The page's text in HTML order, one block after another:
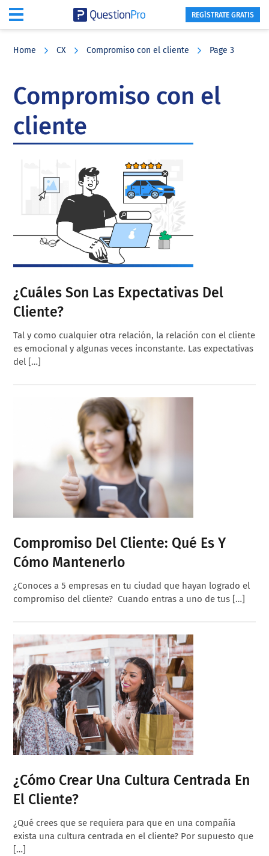
REGÍSTRATE GRATIS
Home CX Compromiso con el cliente Page 3
Compromiso con el
cliente
¿Cuáles Son Las Expectativas Del
Cliente?
Tal y como cualquier otra relación, la relación con el cliente
es emocional y algunas veces inconstante. Las expectativas
del […]
Compromiso Del Cliente: Qué Es Y
Cómo Mantenerlo
¿Conoces a 5 empresas en tu ciudad que hayan logrado el
compromiso del cliente? Cuando entras a uno de tus […]
¿Cómo Crear Una Cultura Centrada En
El Cliente?
¿Qué crees que se requiera para que en una compañía
exista una cultura centrada en el cliente? Por supuesto que
[…]